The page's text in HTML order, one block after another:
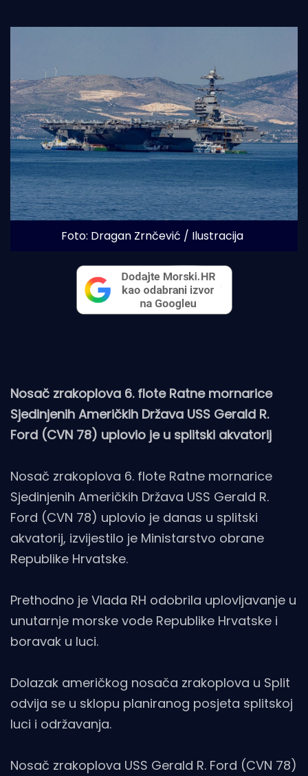
Foto: Dragan Zrnčević / Ilustracija
Nosač zrakoplova 6. flote Ratne mornarice
Sjedinjenih Američkih Država USS Gerald R.
Ford (CVN 78) uplovio je u splitski akvatorij
Nosač zrakoplova 6. flote Ratne mornarice
Sjedinjenih Američkih Država USS Gerald R.
Ford (CVN 78) uplovio je danas u splitski
akvatorij, izvijestilo je Ministarstvo obrane
Republike Hrvatske.
Prethodno je Vlada RH odobrila uplovljavanje u
unutarnje morske vode Republike Hrvatske i
boravak u luci.
Dolazak američkog nosača zrakoplova u Split
odvija se u sklopu planiranog posjeta splitskoj
luci i održavanja.
Nosač zrakoplova USS Gerald R. Ford (CVN 78)